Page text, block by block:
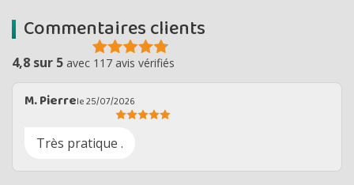
Commentaires clients
4,8 sur 5 avec 117 avis vérifiés
M. Pierrele 25/07/2026
Très pratique .